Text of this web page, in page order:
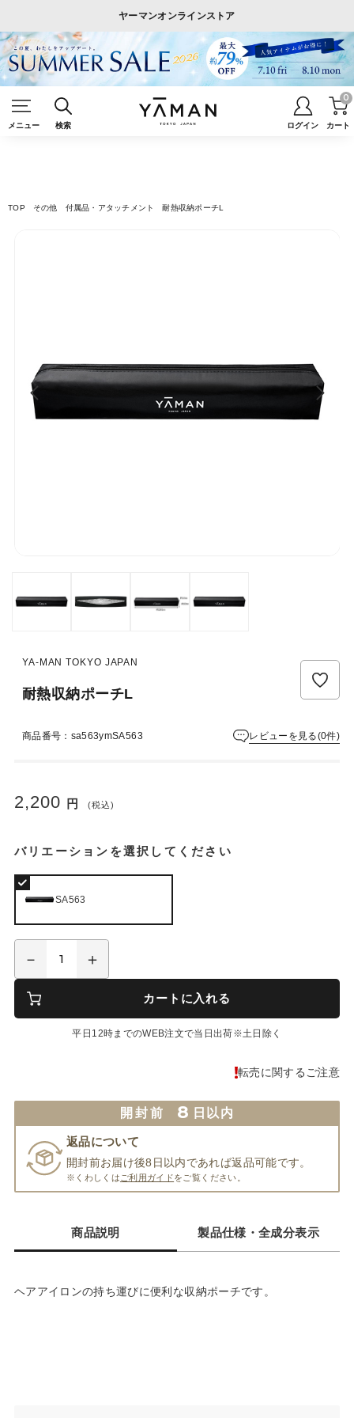
ヤーマンオンラインストア
メニュー 検索 ログイン カート
0
TOP その他 付属品・アタッチメント 耐熱収納ポーチL
YA-MAN TOKYO JAPAN
耐熱収納ポーチL
商品番号：sa563ymSA563 レビューを見る(0件)
2,200 円 (税込)
バリエーションを選択してください
SA563
カートに入れる
平日12時までのWEB注文で当日出荷※土日除く
転売に関するご注意
開封前 8 日以内
返品について
開封前お届け後8日以内であれば返品可能です。
※くわしくは ご利用ガイドをご覧ください。
商品説明 製品仕様・全成分表示
ヘアアイロンの持ち運びに便利な収納ポーチです。